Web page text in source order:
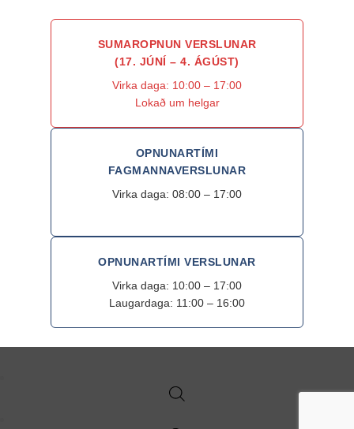
SUMAROPNUN VERSLUNAR
(17. JÚNÍ – 4. ÁGÚST)
Virka daga: 10:00 – 17:00
Lokað um helgar
OPNUNARTÍMI
FAGMANNAVERSLUNAR
Virka daga: 08:00 – 17:00
OPNUNARTÍMI VERSLUNAR
Virka daga: 10:00 – 17:00
Laugardaga: 11:00 – 16:00